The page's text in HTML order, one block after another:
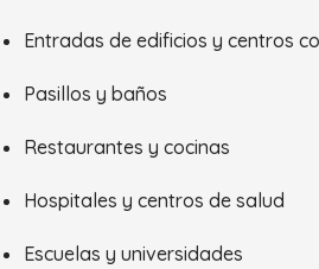
Entradas de edificios y centros
Pasillos y baños
Restaurantes y cocinas
Hospitales y centros de salud
Escuelas y universidades